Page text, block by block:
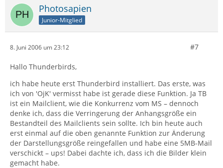
Photosapien
Junior-Mitglied
8. Juni 2006 um 23:12 #7
Hallo Thunderbirds,
ich habe heute erst Thunderbird installiert. Das erste, was
ich von 'OjK' vermisst habe ist gerade diese Funktion. Ja TB
ist ein Mailclient, wie die Konkurrenz vom MS – dennoch
denke ich, dass die Verringerung der Anhangsgröße ein
Bestandteil des Mailclients sein sollte. Ich bin heute auch
erst einmal auf die oben genannte Funktion zur Änderung
der Darstellungsgröße reingefallen und habe eine 5MB-Mail
verschickt – ups! Dabei dachte ich, dass ich die Bilder klein
gemacht habe.